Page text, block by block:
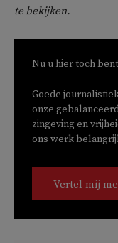
te bekijken.
Nu u hier toch
Goede
onze
zingeving en
ons werk
Vertel mij